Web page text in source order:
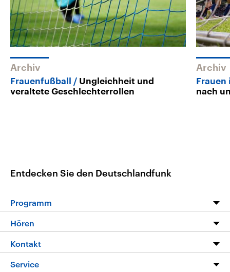
Archiv
Frauenfußball
Ungleichheit und
veraltete Geschlechterrollen
Archiv
Frauen
nach
Entdecken Sie den Deutschlandfunk
Programm
Programm
Die Nachrichten
Nachrichtenleicht
Hören
Livestream
Kontakt
Hörerservice
Service